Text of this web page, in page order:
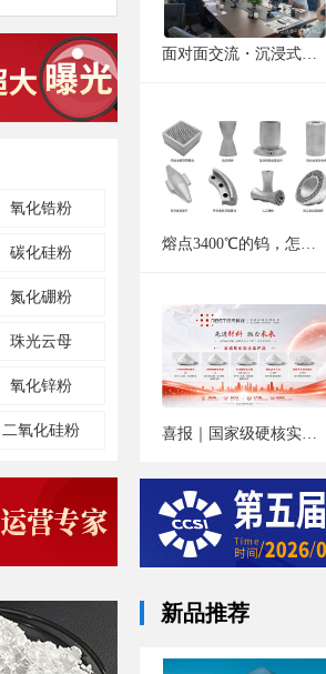
氧化锆粉
碳化硅粉
氮化硼粉
珠光云母
氧化锌粉
二氧化硅粉
白炭黑
氢氧化镁粉
氧化钙粉
面对面交流・沉浸式观摩｜艺利联动泰迪共创举办浮选技术考察交流会
熔点3400℃的钨，怎么打印？难熔金属增材制造的破局之道
喜报｜国家级硬核实力再认证！重庆任丙科技作为联合体单位入选工信部人工智能产业创新任务揭榜名单
新品推荐